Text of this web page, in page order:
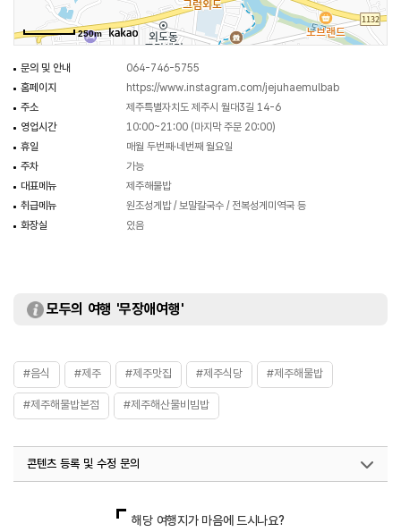
250m
문의 및 안내
064-746-5755
홈페이지
https://www.instagram.com/jejuhaemulbab
주소
제주특별자치도 제주시 월대3길 14-6
영업시간
10:00~21:00 (마지막 주문 20:00)
휴일
매월 두번째·네번째 월요일
주차
가능
대표메뉴
제주해물밥
취급메뉴
원조성게밥 / 보말칼국수 / 전복성게미역국 등
화장실
있음
모두의 여행 '무장애여행'
#음식 #제주 #제주맛집 #제주식당 #제주해물밥
#제주해물밥본점 #제주해산물비빔밥
콘텐츠 등록 및 수정 문의
해당 여행지가 마음에 드시나요?